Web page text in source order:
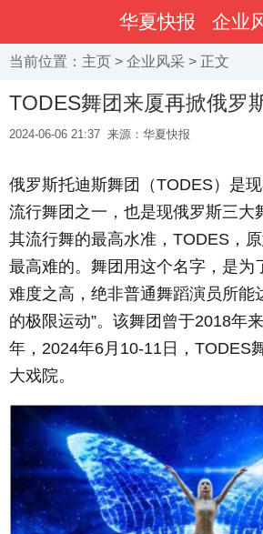
华夏快报 企业
当前位置： 主页 > 企业风采 > 正文
TODES舞团来厦再掀俄罗
2024-06-06 21:37 来源：华夏快报
俄罗斯托迪斯舞团（TODES）是
流行舞团之一，也是现俄罗斯三大
其流行舞的最高水准， TODES ，
最高难的。舞团用这个名字，是为
难度之高，绝非普通舞蹈演员所能
的极限运动”。该舞团曾于2018年
年， 2024年6月 10-11 日， TODES
大戏院。